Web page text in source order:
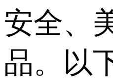
安全、
品。以